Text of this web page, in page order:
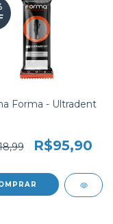
Forma - Ultradent
R$95,90